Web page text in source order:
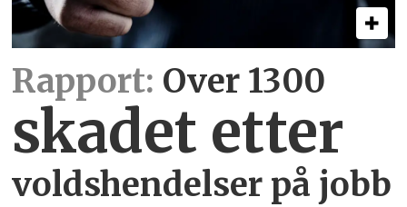
Rapport: Over 1300
skadet etter
voldshendelser på jobb